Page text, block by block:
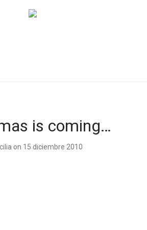
is coming…
on 15 diciembre 2010